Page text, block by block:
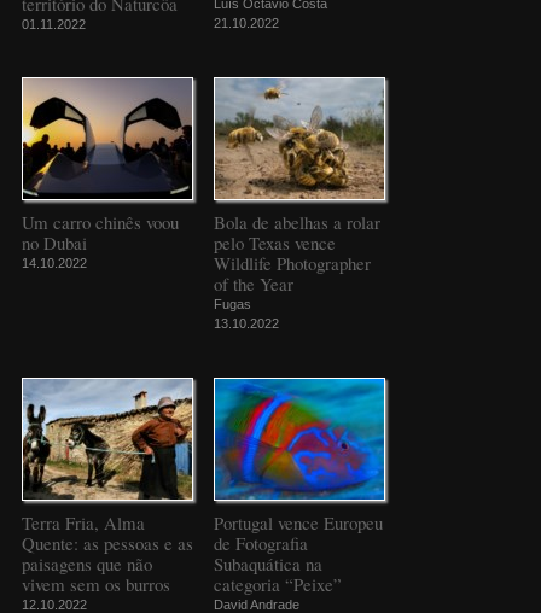
01.11.2022
Luís Octávio Costa
21.10.2022
Um carro chinês voou
no Dubai
14.10.2022
Bola de abelhas a rolar
pelo Texas vence
Wildlife Photographer
of the Year
Fugas
13.10.2022
Terra Fria, Alma
Quente: as pessoas e as
paisagens que não
vivem sem os burros
12.10.2022
Portugal vence Europeu
de Fotografia
Subaquática na
categoria “Peixe”
David Andrade